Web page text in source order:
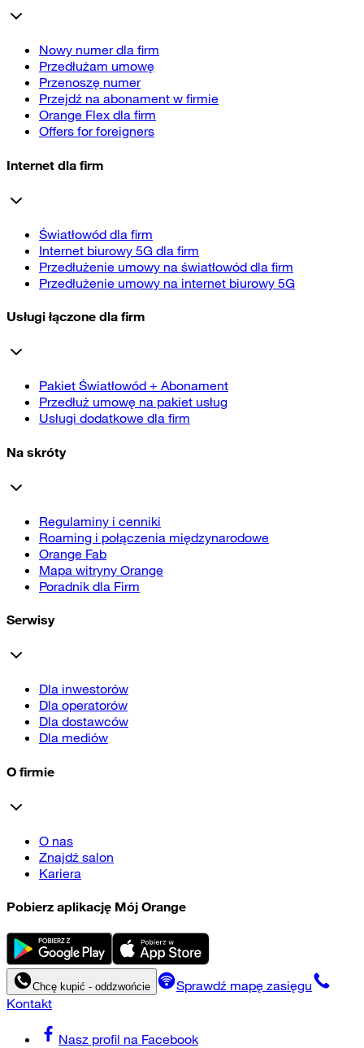
Nowy numer dla firm
Przedłużam umowę
Przenoszę numer
Przejdź na abonament w firmie
Orange Flex dla firm
Offers for foreigners
Internet dla firm
Światłowód dla firm
Internet biurowy 5G dla firm
Przedłużenie umowy na światłowód dla firm
Przedłużenie umowy na internet biurowy 5G
Usługi łączone dla firm
Pakiet Światłowód + Abonament
Przedłuż umowę na pakiet usług
Usługi dodatkowe dla firm
Na skróty
Regulaminy i cenniki
Roaming i połączenia międzynarodowe
Orange Fab
Mapa witryny Orange
Poradnik dla Firm
Serwisy
Dla inwestorów
Dla operatorów
Dla dostawców
Dla mediów
O firmie
O nas
Znajdź salon
Kariera
Pobierz aplikację Mój Orange
Chcę kupić - oddzwońcie
Sprawdź mapę zasięgu
Kontakt
Nasz profil na Facebook